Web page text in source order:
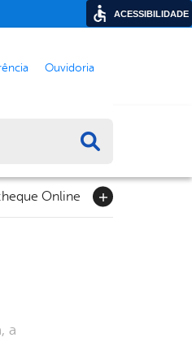
Ouvidoria
Online
a
ACESSIBILIDADE